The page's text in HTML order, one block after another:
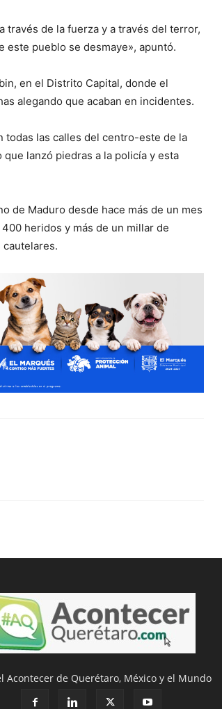
través de la fuerza y a través del terror,
este pueblo se desmaye», apuntó.
en el Distrito Capital, donde el
alegando que acaban en incidentes.
todas las calles del centro-este de la
lanzó piedras a la policía y esta
de Maduro desde hace más de un mes
heridos y más de un millar de
Acontecer de Querétaro, México y el Mundo